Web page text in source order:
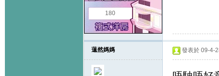
180
薳然媽媽 發表於 09-4-